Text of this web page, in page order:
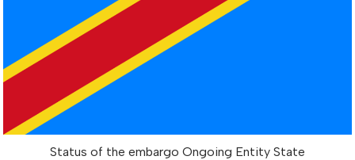
Status of the embargo Ongoing Entity State